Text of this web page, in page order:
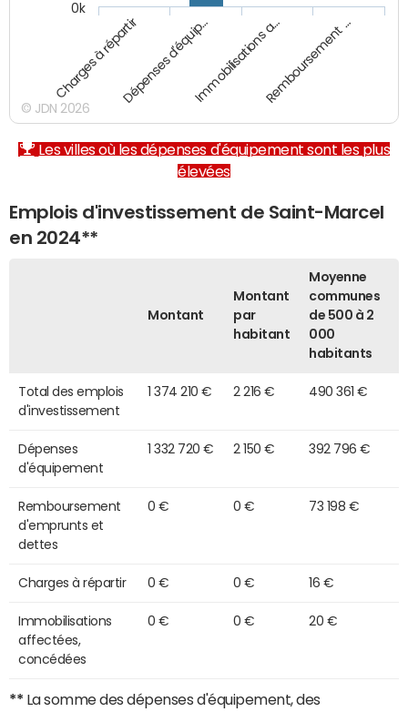
Charges à répartirDépenses d'équip…Immobilisations a…Remboursement …
0k
© JDN 2026
Les villes où les dépenses d'équipement sont les plus
élevées
Emplois d'investissement de Saint-Marcel
en 2024**
Montant
Montant
par
habitant
Moyenne
communes
de 500 à 2
000
habitants
Total des emplois
d'investissement
1 374 210 € 2 216 € 490 361 €
Dépenses
d'équipement
1 332 720 € 2 150 € 392 796 €
Remboursement
d'emprunts et
dettes
0 € 0 € 73 198 €
Charges à répartir 0 € 0 € 16 €
Immobilisations
affectées,
concédées
0 € 0 € 20 €
** La somme des dépenses d'équipement, des